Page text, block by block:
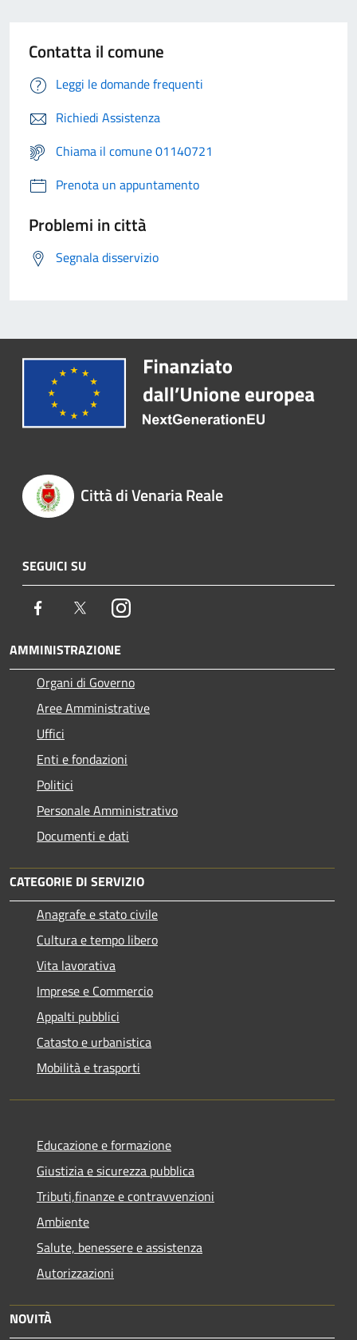
Contatta il comune
Leggi le domande frequenti
Richiedi Assistenza
Chiama il comune 01140721
Prenota un appuntamento
Problemi in città
Segnala disservizio
Città di Venaria Reale
SEGUICI SU
Facebook TwitterInstagram
AMMINISTRAZIONE
Organi di Governo
Aree Amministrative
Uffici
Enti e fondazioni
Politici
Personale Amministrativo
Documenti e dati
CATEGORIE DI SERVIZIO
Anagrafe e stato civile
Cultura e tempo libero
Vita lavorativa
Imprese e Commercio
Appalti pubblici
Catasto e urbanistica
Mobilità e trasporti
Educazione e formazione
Giustizia e sicurezza pubblica
Tributi,finanze e contravvenzioni
Ambiente
Salute, benessere e assistenza
Autorizzazioni
NOVITÀ